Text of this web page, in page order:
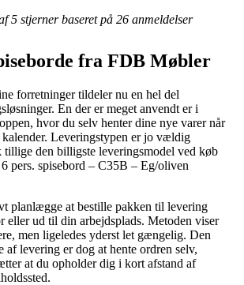
5 stjerner baseret på 26 anmeldelser
fra FDB Møbler
forretninger tildeler nu en hel del
En der er meget anvendt er i
hvor du selv henter dine nye varer når
kalender. Leveringstypen er jo vældig
tillige den billigste leveringsmodel ved køb
pers. spisebord – C35B – Eg/oliven
planlægge at bestille pakken til levering
eller ud til din arbejdsplads. Metoden viser
men ligeledes yderst let gængelig. Den
af levering er dog at hente ordren selv,
at du opholder dig i kort afstand af